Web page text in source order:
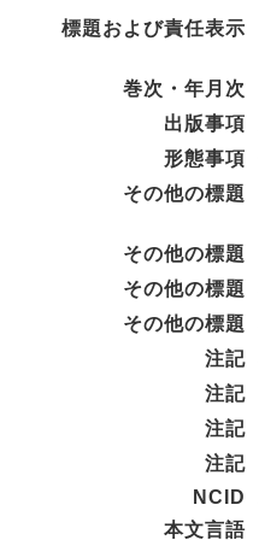
標題および責任表示
巻次・年月次
出版事項
形態事項
その他の標題
その他の標題
その他の標題
その他の標題
注記
注記
注記
注記
NCID
本文言語